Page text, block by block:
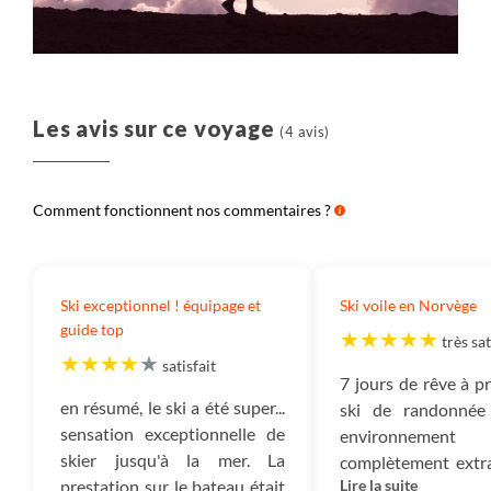
hébergements, les transferts, les activités, la
du billet d’avion.
Salariés :
charge la création, l’exploitation et l’organisation de
frais de fonctionnement de notre entreprise : nos
loyers, électricité, assurances, frais bancaires, etc.
Ce montant est destiné à payer tous les
impôts qui sont dus : TVA, Impôt sur les sociétés, et
autres impôts.
Les avis sur ce voyage (4 avis)
Comment fonctionnent nos commentaires ?
Ski exceptionnel ! équipage et
guide top
satisfait
en résumé, le ski a été super...
sensation exceptionnelle de
skier jusqu'à la mer. La
prestation sur le bateau était
Ski voile en Norvège
très
7 jours de rêve à
ski de
environnement
complètement
Lire la suite